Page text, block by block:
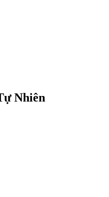
Nhiên